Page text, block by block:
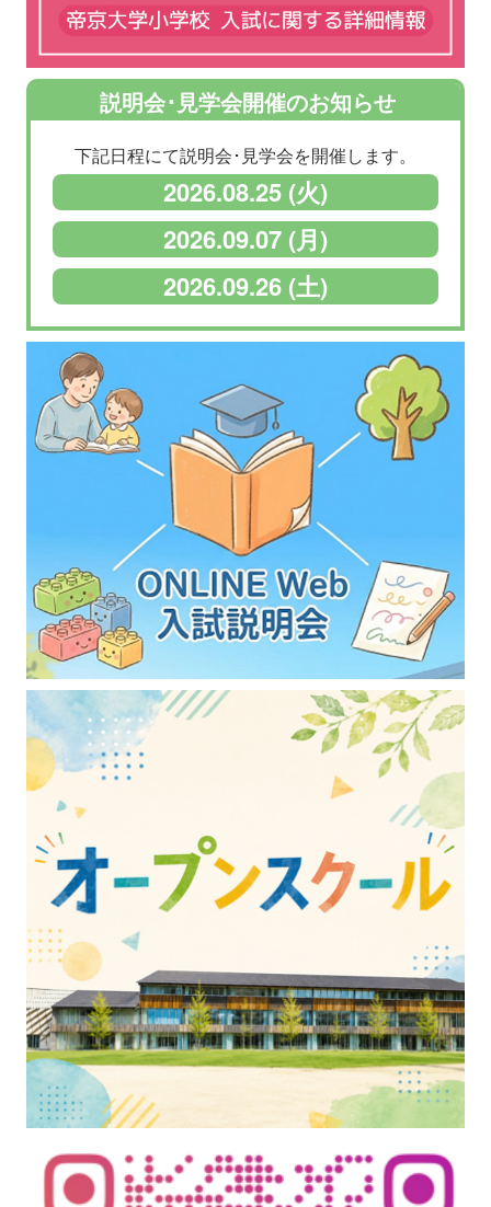
説明会･見学会開催のお知らせ
下記日程にて説明会･見学会を開催します。
2026.08.25 (火)
2026.09.07 (月)
2026.09.26 (土)